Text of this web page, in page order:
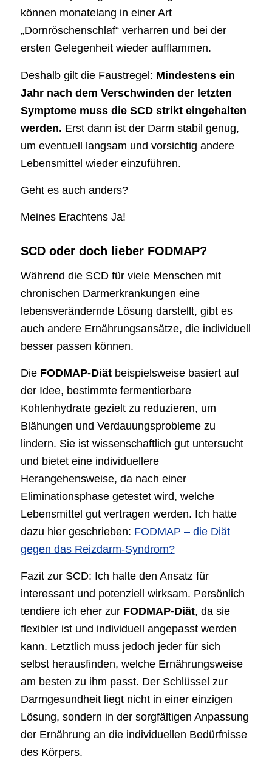
können monatelang in einer Art
„Dornröschenschlaf“ verharren und bei der
ersten Gelegenheit wieder aufflammen.
Deshalb gilt die Faustregel: Mindestens ein
Jahr nach dem Verschwinden der letzten
Symptome muss die SCD strikt eingehalten
werden. Erst dann ist der Darm stabil genug,
um eventuell langsam und vorsichtig andere
Lebensmittel wieder einzuführen.
Geht es auch anders?
Meines Erachtens Ja!
SCD oder doch lieber FODMAP?
Während die SCD für viele Menschen mit
chronischen Darmerkrankungen eine
lebensverändernde Lösung darstellt, gibt es
auch andere Ernährungsansätze, die individuell
besser passen können.
Die FODMAP-Diätbeispielsweise basiert auf
der Idee, bestimmte fermentierbare
Kohlenhydrate gezielt zu reduzieren, um
Blähungen und Verdauungsprobleme zu
lindern. Sie ist wissenschaftlich gut untersucht
und bietet eine individuellere
Herangehensweise, da nach einer
Eliminationsphase getestet wird, welche
Lebensmittel gut vertragen werden. Ich hatte
dazu hier geschrieben: FODMAP – die Diät
gegen das Reizdarm-Syndrom?
Fazit zur SCD: Ich halte den Ansatz für
interessant und potenziell wirksam. Persönlich
tendiere ich eher zur FODMAP-Diät, da sie
flexibler ist und individuell angepasst werden
kann. Letztlich muss jedoch jeder für sich
selbst herausfinden, welche Ernährungsweise
am besten zu ihm passt. Der Schlüssel zur
Darmgesundheit liegt nicht in einer einzigen
Lösung, sondern in der sorgfältigen Anpassung
der Ernährung an die individuellen Bedürfnisse
des Körpers.